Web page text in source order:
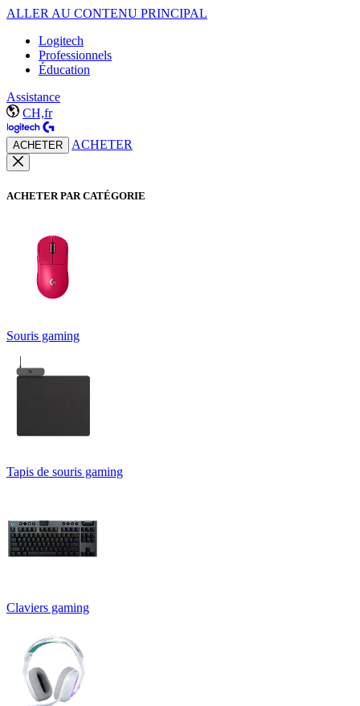
ALLER AU CONTENU PRINCIPAL
Logitech
Professionnels
Éducation
Assistance
CH,fr
ACHETER ACHETER
ACHETER PAR CATÉGORIE
Souris gaming
Tapis de souris gaming
Claviers gaming